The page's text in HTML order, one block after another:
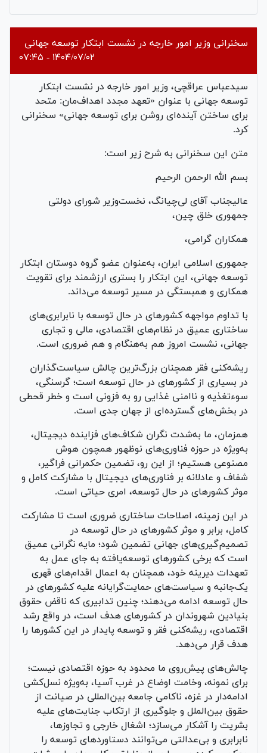
سخنرانی وزیر امور خارجه در نشست ابتکار توسعه جهانی
۱۴۰۴/۰۷/۰۲ - ۰۷:۴۵
سیدعباس عراقچی، وزیر امور خارجه در نشست ابتکار
توسعه جهانی با عنوان «تعهد مجدد اهداف‌مان: متحد
برای ساختن آینده‌ای روشن برای توسعه جهانی» سخنرانی
کرد.
متن این سخنرانی به شرح زیر است:
بسم الله الرحمن الرحیم
عالیجناب آقای لی‌چیانگ، نخست‌وزیر شورای دولتی
جمهوری خلق چین،
همکاران گرامی،
جمهوری اسلامی ایران، به‌عنوان عضو گروه دوستان ابتکار
توسعه جهانی، این ابتکار را بستری ارزشمند برای تقویت
همکاری و همبستگی در مسیر توسعه می‌داند.
با تداوم مواجهه کشورهای در حال توسعه با نابرابری‌های
ساختاری عمیق در نظام‌های اقتصادی، مالی و تجاری
جهانی، نشست امروز هم به‌هنگام و هم ضروری است.
ریشه‌کنی فقر همچنان بزرگ‌ترین چالش سیاست‌گذاران
در بسیاری از کشورهای در حال توسعه است؛ گرسنگی،
سوءتغذیه و ناامنی غذایی رو به فزونی است و خطر قحطی
در بخش‌های گسترده‌ای از جهان جدی است.
همزمان، ما به‌شدت نگران شکاف‌های فزاینده دیجیتال،
به‌ویژه در حوزه فناوری‌های نوظهور همچون هوش
مصنوعی هستیم؛ از این رو، تضمین حکمرانی فراگیر،
شفاف و عادلانه بر فناوری‌های دیجیتال با مشارکت کامل و
موثر کشورهای در حال توسعه، امری حیاتی است.
در این زمینه، اصلاحات ساختاری ضروری است تا مشارکت
کامل، برابر و موثر کشورهای در حال توسعه در
تصمیم‌گیری‌های جهانی تضمین شود؛ مایه نگرانی عمیق
است که برخی کشورهای توسعه‌یافته به جای عمل به
تعهدات دیرینه خود، همچنان به اعمال اقدام‌های قهری
یک‌جانبه و سیاست‌های حمایت‌گرایانه علیه کشورهای در
حال توسعه ادامه می‌دهند؛ چنین تدابیری که ناقض حقوق
بنیادین شهروندان در کشورهای هدف است، در واقع رشد
اقتصادی، ریشه‌کنی فقر و توسعه پایدار در این کشورها را
هدف قرار می‌دهد.
چالش‌های پیش‌روی ما محدود به حوزه اقتصادی نیست؛
برای نمونه، وخامت اوضاع در غرب آسیا، به‌ویژه نسل‌کشی
ادامه‌دار در غزه، ناکامی جامعه بین‌المللی در صیانت از
حقوق بین‌الملل و جلوگیری از ارتکاب جنایت‌های علیه
بشریت را آشکار می‌سازد؛ اشغال خارجی و تجاوزها،
نابرابری و بی‌عدالتی می‌توانند دستاوردهای توسعه را